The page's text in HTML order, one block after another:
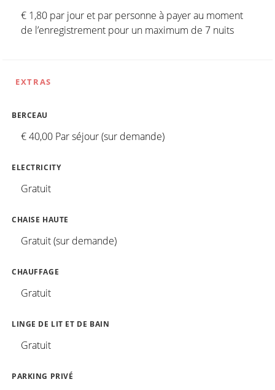
€ 1,80 par jour et par personne à payer au moment
de l’enregistrement pour un maximum de 7 nuits
EXTRAS
BERCEAU
€ 40,00 Par séjour (sur demande)
ELECTRICITY
Gratuit
CHAISE HAUTE
Gratuit (sur demande)
CHAUFFAGE
Gratuit
LINGE DE LIT ET DE BAIN
Gratuit
PARKING PRIVÉ